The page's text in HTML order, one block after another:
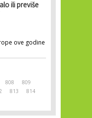
ili previše
ove godine
808
809
813
814